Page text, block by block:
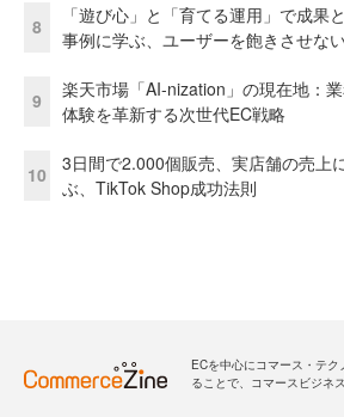
8
「遊び心」と「育てる運用」で成果
事例に学ぶ、ユーザーを飽きさせな
9
楽天市場「AI-nization」の現在地：
体験を革新する次世代EC戦略
10
3日間で2.000個販売、実店舗の売上
ぶ、TikTok Shop成功法則
ECを中心にコマース・テ
ることで、コマースビジネ